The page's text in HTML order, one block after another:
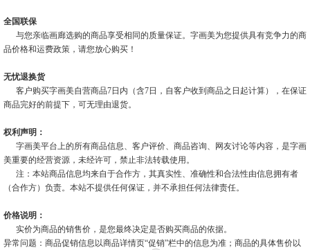
全国联保
与您亲临画廊选购的商品享受相同的质量保证。字画美为您提供具有竞争力的商
品价格和运费政策，请您放心购买！
无忧退换货
客户购买字画美自营商品7日内（含7日，自客户收到商品之日起计算），在保证
商品完好的前提下，可无理由退货。
权利声明：
字画美平台上的所有商品信息、客户评价、商品咨询、网友讨论等内容，是字画
美重要的经营资源，未经许可，禁止非法转载使用。
注：本站商品信息均来自于合作方，其真实性、准确性和合法性由信息拥有者
（合作方）负责。本站不提供任何保证，并不承担任何法律责任。
价格说明：
实价为商品的销售价，是您最终决定是否购买商品的依据。
异常问题：商品促销信息以商品详情页“促销”栏中的信息为准；商品的具体售价以